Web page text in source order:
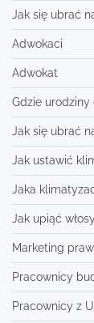
Jak się ubrać
Adwokaci
Adwokat
Gdzie urodziny
Jak się ubrać
Jak ustawić
Jaka
Jak upiąć
Marketing
Pracownicy
Pracownicy z